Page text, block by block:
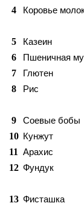
4
Коровье
5 Казеин
6 Пшеничная
7 Глютен
8
Рис
9 Соевые бобы
10 Кунжут
11 Арахис
12 Фундук
13 Фисташка